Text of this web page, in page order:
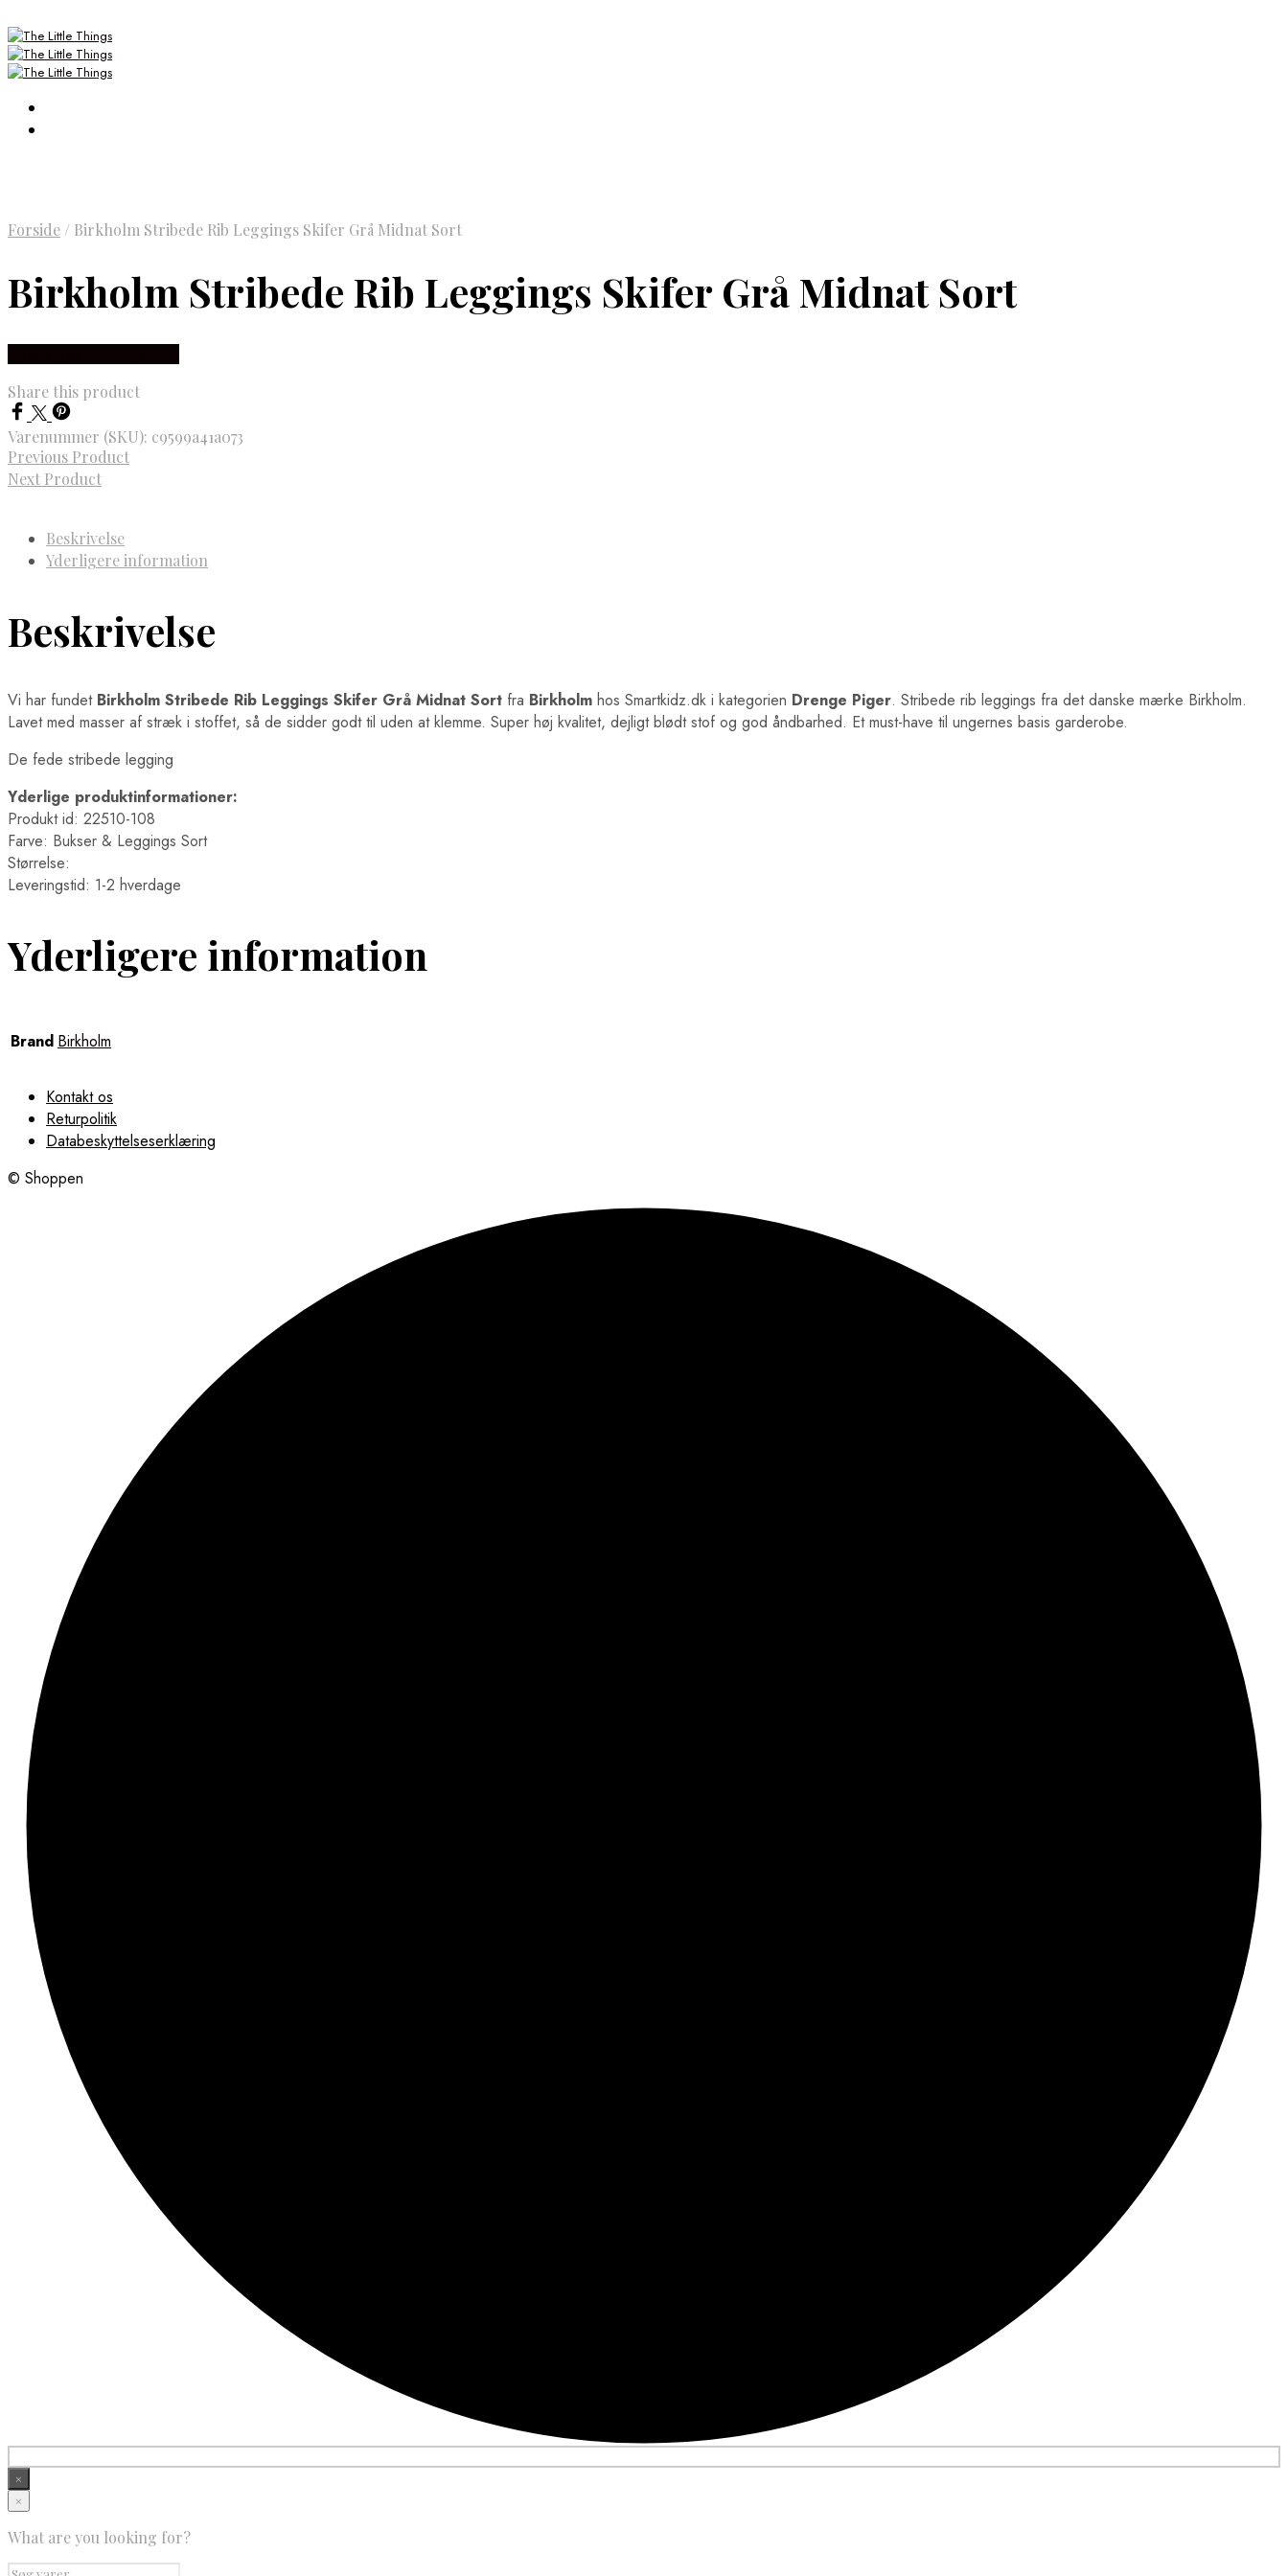
Forside / Birkholm Stribede Rib Leggings Skifer Grå Midnat Sort
Birkholm Stribede Rib Leggings Skifer Grå Midnat Sort
Share this product
Varenummer (SKU): c9599a41a073
Previous Product
Next Product
Beskrivelse
Yderligere information
Beskrivelse
Vi har fundet Birkholm Stribede Rib Leggings Skifer Grå Midnat Sort fra Birkholm hos Smartkidz.dk i kategorien Drenge Piger. Stribede rib leggings fra det danske mærke Birkholm.
Lavet med masser af stræk i stoffet, så de sidder godt til uden at klemme. Super høj kvalitet, dejligt blødt stof og god åndbarhed. Et must-have til ungernes basis garderobe.
De fede stribede legging
Yderlige produktinformationer:
Produkt id: 22510-108
Farve: Bukser & Leggings Sort
Størrelse:
Leveringstid: 1-2 hverdage
Yderligere information
Brand Birkholm
Kontakt os
Returpolitik
Databeskyttelseserklæring
© Shoppen
×
×
What are you looking for?